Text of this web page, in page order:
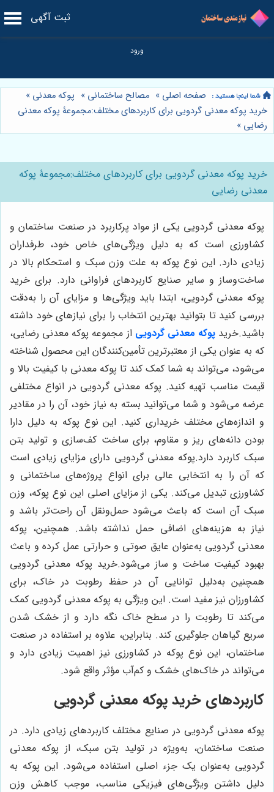
ثبت آگهی
صفحه اصلی » مصالح ساختمانی » پوکه معدنی »
خرید پوکه معدنی گردویی برای کاربردهای مختلف:مجموعۀ پوکه معدنی
رضایی »
خرید پوکه معدنی گردویی برای کاربردهای مختلف:مجموعۀ پوکه
معدنی رضایی
پوکه معدنی گردویی یکی از مواد پرکاربرد در صنعت ساختمان و
کشاورزی است که به دلیل ویژگی‌های خاص خود، طرفداران
زیادی دارد. این نوع پوکه به علت وزن سبک و استحکام بالا در
ساخت‌وساز و سایر صنایع کاربردهای فراوانی دارد. برای خرید
پوکه معدنی گردویی، ابتدا باید ویژگی‌ها و مزایای آن را به‌دقت
بررسی کنید تا بتوانید بهترین انتخاب را برای نیازهای خود داشته
باشید.خرید پوکه معدنی گردویی از مجموعه پوکه معدنی رضایی،
که به عنوان یکی از معتبرترین تأمین‌کنندگان این محصول شناخته
می‌شود، می‌تواند به شما کمک کند تا پوکه معدنی با کیفیت بالا و
قیمت مناسب تهیه کنید. پوکه معدنی گردویی در انواع مختلفی
عرضه می‌شود و شما می‌توانید بسته به نیاز خود، آن را در مقادیر
و اندازه‌های مختلف خریداری کنید. این نوع پوکه به دلیل دارا
بودن دانه‌های ریز و مقاوم، برای ساخت کف‌سازی و تولید بتن
سبک کاربرد دارد.پوکه معدنی گردویی دارای مزایای زیادی است
که آن را به انتخابی عالی برای انواع پروژه‌های ساختمانی و
کشاورزی تبدیل می‌کند. یکی از مزایای اصلی این نوع پوکه، وزن
سبک آن است که باعث می‌شود حمل‌ونقل آن راحت‌تر باشد و
نیاز به هزینه‌های اضافی حمل نداشته باشد. همچنین، پوکه
معدنی گردویی به‌عنوان عایق صوتی و حرارتی عمل کرده و باعث
بهبود کیفیت ساخت و ساز می‌شود.خرید پوکه معدنی گردویی
همچنین به‌دلیل توانایی آن در حفظ رطوبت در خاک، برای
کشاورزان نیز مفید است. این ویژگی به پوکه معدنی گردویی کمک
می‌کند تا رطوبت را در سطح خاک نگه دارد و از خشک شدن
سریع گیاهان جلوگیری کند. بنابراین، علاوه بر استفاده در صنعت
ساختمان، این نوع پوکه در کشاورزی نیز اهمیت زیادی دارد و
می‌تواند در خاک‌های خشک و کم‌آب مؤثر واقع شود.
کاربردهای خرید پوکه معدنی گردویی
پوکه معدنی گردویی در صنایع مختلف کاربردهای زیادی دارد. در
صنعت ساختمان، به‌ویژه در تولید بتن سبک، از پوکه معدنی
گردویی به‌عنوان یک جزء اصلی استفاده می‌شود. این پوکه به
دلیل داشتن ویژگی‌های فیزیکی مناسب، موجب کاهش وزن